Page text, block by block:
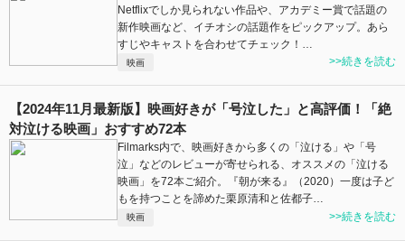
Netflixでしか見られない作品や、アカデミー賞で話題の
新作映画など、イチオシの話題作をピックアップ。あら
すじやキャストを合わせてチェック！…
映画 >>続きを読む
【2024年11月最新版】映画好きが「号泣した」と高評価！「絶
対泣ける映画」おすすめ72本
Filmarks内で、映画好きから多くの「泣ける」や「号
泣」などのレビューが寄せられる、オススメの「泣ける
映画」を72本ご紹介。『朝が来る』（2020）一度は子ど
もを持つことを諦めた栗原清和と佐都子…
映画 >>続きを読む